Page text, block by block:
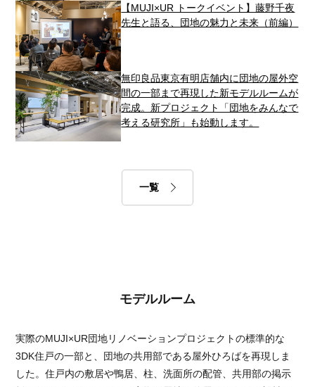
【MUJI×UR トークイベント】藤野千夜
先生と語る、団地の魅力と未来（前編）
無印良品東京有明店舗内に団地の屋外空
間の一部まで再現した新モデルルームが
完成。新プロジェクト「団地をみんなで
考える研究所」も始動します。
一覧
モデルルーム
実際のMUJI×UR団地リノベーションプロジェクトの標準的な
3DK住戸の一部と、団地の共用部である屋外ひろばを再現しま
した。住戸内の敷居や鴨居、柱、洗面所の配管、共用部の掲示